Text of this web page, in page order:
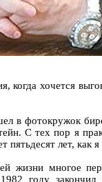
когда хочется
в фотокружок
С тех пор я
пятьдесят лет, как
жизни многое
году закончил